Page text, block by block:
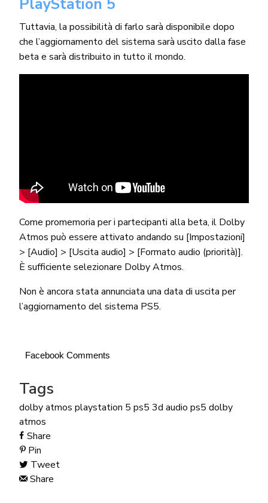
Tuttavia, la possibilità di farlo sarà disponibile dopo
che l’aggiornamento del sistema sarà uscito dalla fase
beta e sarà distribuito in tutto il mondo.
Come promemoria per i partecipanti alla beta, il Dolby
Atmos può essere attivato andando su [Impostazioni]
> [Audio] > [Uscita audio] > [Formato audio (priorità)].
È sufficiente selezionare Dolby Atmos.
Non è ancora stata annunciata una data di uscita per
l’aggiornamento del sistema PS5.
Facebook Comments
Tags
dolby atmos playstation 5 ps5 3d audio ps5 dolby
atmos
Share
Pin
Tweet
Share